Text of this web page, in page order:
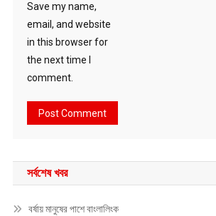
Save my name,
email, and website
in this browser for
the next time I
comment.
সর্বশেষ খবর
বর্ষায় মানুষের পাশে বাংলালিংক